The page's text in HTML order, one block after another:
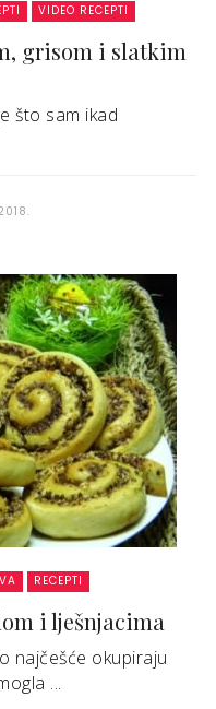
VIDEO RECEPTI
grisom i slatkim
što sam ikad
RECEPTI
i lješnjacima
najčešće okupiraju
...